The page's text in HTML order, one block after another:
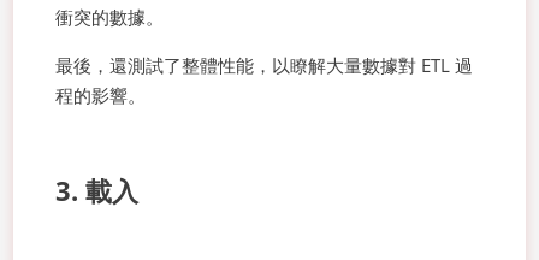
衝突的數據。
最後，還測試了整體性能，以瞭解大量數據對 ETL 過
程的影響。
3. 載入